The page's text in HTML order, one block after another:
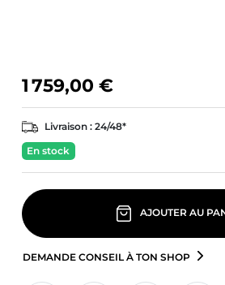
1 759,00 €
Livraison : 24/48*
En stock
AJOUTER AU
DEMANDE CONSEIL À TON SHOP